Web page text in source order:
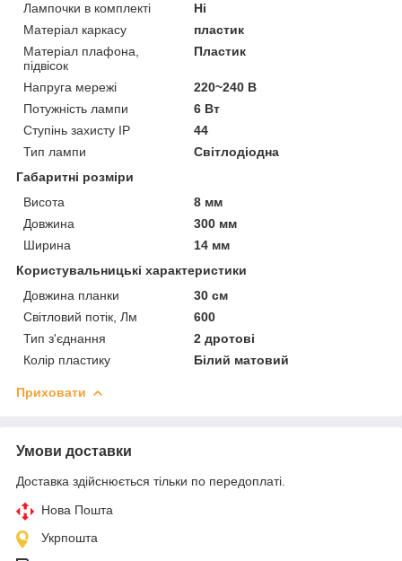
Лампочки в комплекті
Ні
Матеріал каркасу
пластик
Матеріал плафона,
підвісок
Пластик
Напруга мережі
220~240 В
Потужність лампи
6 Вт
Ступінь захисту IP
44
Тип лампи
Світлодіодна
Габаритні розміри
Висота
8 мм
Довжина
300 мм
Ширина
14 мм
Користувальницькі характеристики
Довжина планки
30 см
Світловий потік, Лм
600
Тип з'єднання
2 дротові
Колір пластику
Білий матовий
Приховати
Умови доставки
Доставка здійснюється тільки по передоплаті.
Нова Пошта
Укрпошта